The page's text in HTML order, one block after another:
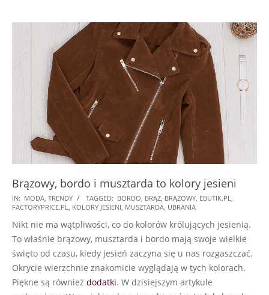
Brązowy, bordo i musztarda to kolory jesieni
2018-
10-
01
IN: MODA, TRENDY TAGGED: BORDO, BRĄZ, BRĄZOWY, EBUTIK.PL,
FACTORYPRICE.PL, KOLORY JESIENI, MUSZTARDA, UBRANIA
Nikt nie ma wątpliwości, co do kolorów królujących jesienią.
To właśnie brązowy, musztarda i bordo mają swoje wielkie
święto od czasu, kiedy jesień zaczyna się u nas rozgaszczać.
Okrycie wierzchnie znakomicie wyglądają w tych kolorach.
Piękne są również dodatki. W dzisiejszym artykule